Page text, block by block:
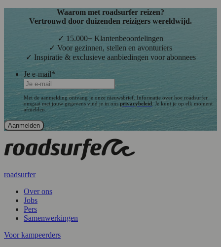
Waarom met roadsurfer reizen?
Vertrouwd door duizenden reizigers wereldwijd.
✓ 15.000+ Klantenbeoordelingen
✓ Voor gezinnen, stellen en avonturiers
✓ Inspiratie & exclusieve aanbiedingen voor abonnees
Je e-mail*
Met de aanmelding ontvang je onze nieuwsbrief. Informatie over hoe roadsurfer
omgaat met jouw gegevens vind je in ons privacybeleid
. Je kunt je op elk moment
afmelden.
roadsurfer
Over ons
Jobs
Pers
Samenwerkingen
Voor kampeerders